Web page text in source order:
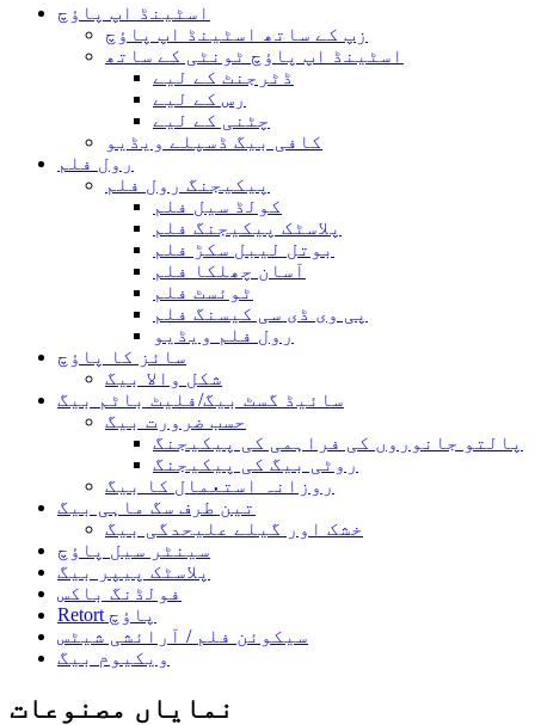
اسٹینڈ اپ پاؤچ
زپ کے ساتھ اسٹینڈ اپ پاؤچ
اسٹینڈ اپ پاؤچ ٹونٹی کے ساتھ
ڈٹرجنٹ کے لیے
رس کے لیے
چٹنی کے لیے
کافی بیگ ڈسپلے ویڈیو
رول فلم
پیکیجنگ رول فلم
کولڈ سیل فلم
پلاسٹک پیکیجنگ فلم
بوتل لیبل سکڑ فلم
آسان چھلکا فلم
ٹوئسٹ فلم
پی وی ڈی سی کیسنگ فلم
رول فلم ویڈیو
سائز کا پاؤچ
شکل والا بیگ
سائیڈ گسٹ بیگ/فلیٹ باٹم بیگ
حسب ضرورت بیگ
پالتو جانوروں کی فراہمی کی پیکیجنگ
روٹی بیگ کی پیکیجنگ
روزانہ استعمال کا بیگ
تین طرف سگ ماہی بیگ
خشک اور گیلے علیحدگی بیگ
سینٹر سیل پاؤچ
پلاسٹک پیپر بیگ
فولڈنگ باکس
Retort پاؤچ
سیکوئن فلم / آرائشی شیٹس
ویکیوم بیگ
نمایاں مصنوعات